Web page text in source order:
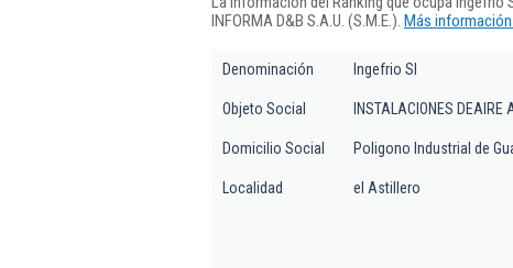
INFORMA D&B S.A.U. (S.M.E.). Más información
Denominación Ingefrio Sl
Objeto Social INSTALACIONES DEAIRE
Domicilio Social Poligono Industrial de
Localidad el Astillero